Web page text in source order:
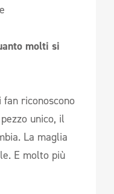
molti si
riconoscono
unico, il
La maglia
E molto più